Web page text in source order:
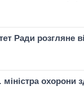
Ради розгляне
охорони